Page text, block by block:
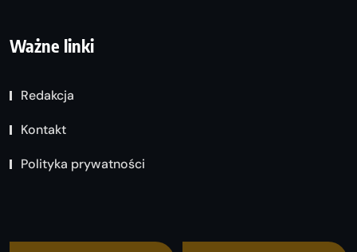
Ważne linki
Redakcja
Kontakt
Polityka prywatności